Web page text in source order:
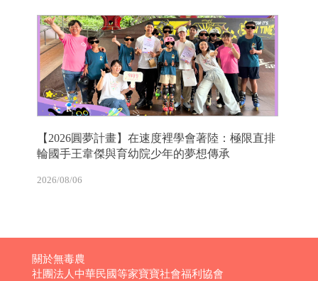
【2026圓夢計畫】在速度裡學會著陸：極限直排
輪國手王韋傑與育幼院少年的夢想傳承
2026/08/06
關於無毒農
社團法人中華民國等家寶寶社會福利協會